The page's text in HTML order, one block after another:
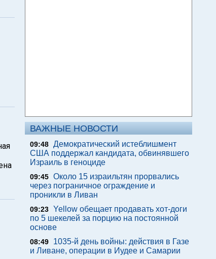
ВАЖНЫЕ НОВОСТИ
09:48 Демократический истеблишмент
США поддержал кандидата, обвинявшего
Израиль в геноциде
09:45 Около 15 израильтян прорвались
через пограничное ограждение и
проникли в Ливан
09:23 Yellow обещает продавать хот-доги
по 5 шекелей за порцию на постоянной
основе
08:49
1035-й день войны: действия в Газе
и Ливане, операции в Иудее и Самарии